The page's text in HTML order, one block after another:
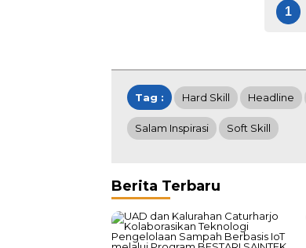
1
Tag : Hard Skill Headline
Salam Inspirasi Soft Skill
Berita Terbaru